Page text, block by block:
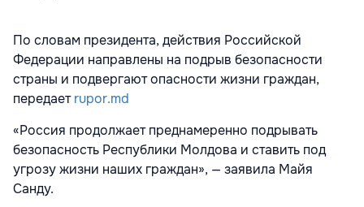
По словам президента, действия Российской
Федерации направлены на подрыв безопасности
страны и подвергают опасности жизни граждан,
передаетrupor.md
«Россия продолжает преднамеренно подрывать
безопасность Республики Молдова и ставить под
угрозу жизни наших граждан», — заявила Майя
Санду.